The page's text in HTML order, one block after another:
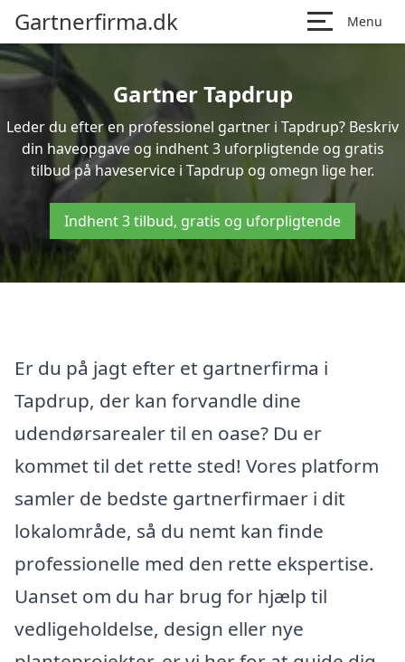
Gartnerfirma.dk Menu
Gartner Tapdrup
Leder du efter en professionel gartner i Tapdrup? Beskriv
din haveopgave og indhent 3 uforpligtende og gratis
tilbud på haveservice i Tapdrup og omegn lige her.
Indhent 3 tilbud, gratis og uforpligtende
Er du på jagt efter et gartnerfirma i
Tapdrup, der kan forvandle dine
udendørsarealer til en oase? Du er
kommet til det rette sted! Vores platform
samler de bedste gartnerfirmaer i dit
lokalområde, så du nemt kan finde
professionelle med den rette ekspertise.
Uanset om du har brug for hjælp til
vedligeholdelse, design eller nye